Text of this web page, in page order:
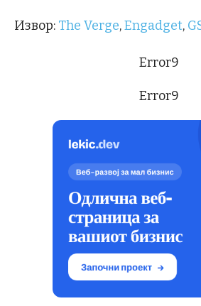
Извор: The Verge,Engadget,
Error9
Error9